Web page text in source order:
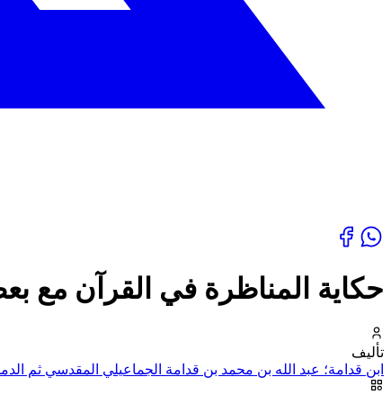
حكاية المناظرة في القرآن مع
تأليف
ابن قدامة؛ عبد الله بن محمد بن قدامة الجماعيلي المقدسي ثم